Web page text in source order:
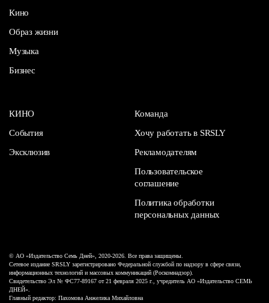
Кино
Образ жизни
Музыка
Бизнес
КИНО
События
Эксклюзив
Команда
Хочу работать в SRSLY
Рекламодателям
Пользовательское
соглашение
Политика обработки
персональных данных
© АО «Издательство Семь Дней», 2020-2026. Все права защищены.
Сетевое издание SRSLY зарегистрировано Федеральной службой по надзору в сфере связи,
информационных технологий и массовых коммуникаций (Роскомнадзор).
Свидетельство Эл № ФС77-89167 от 21 февраля 2025 г., учредитель АО «Издательство СЕМЬ
ДНЕЙ».
Главный редактор: Пахомова Анжелика Михайловна